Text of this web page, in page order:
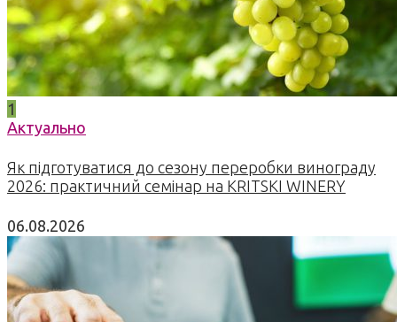
1
Актуально
Як підготуватися до сезону переробки винограду
2026: практичний семінар на KRITSKI WINERY
06.08.2026